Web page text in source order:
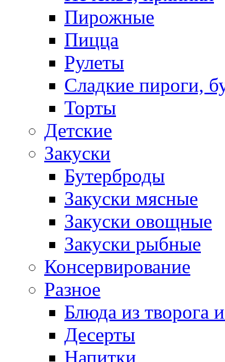
Пирожные
Пицца
Рулеты
Сладкие пироги,
Торты
Детские
Закуски
Бутерброды
Закуски мясные
Закуски овощные
Закуски рыбные
Консервирование
Разное
Блюда из творога
Десерты
Напитки